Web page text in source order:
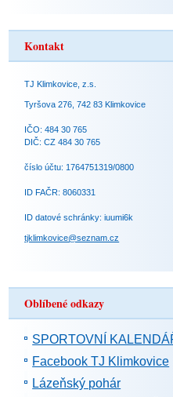
Kontakt
TJ Klimkovice, z.s.
Tyršova 276, 742 83 Klimkovice
IČO: 484 30 765
DIČ: CZ 484 30 765
číslo účtu: 1764751319/0800
ID FAČR: 8060331
ID datové schránky: iuumi6k
tjklimkovice@seznam.cz
Oblíbené odkazy
SPORTOVNÍ
Facebook TJ Klimkovice
Lázeňský pohár